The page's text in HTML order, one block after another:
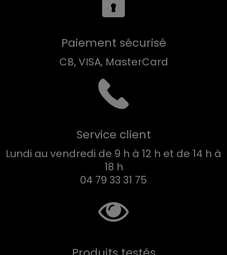
Paiement sécurisé
CB, VISA, MasterCard
Service client
Lundi au vendredi de 9 h à 12 h et de 14 h à
18 h
04 79 33 31 75